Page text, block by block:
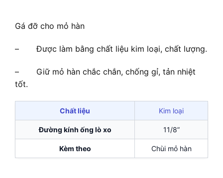
Gá đỡ cho mỏ hàn
– Được làm bằng chất liệu kim loại, chất lượng.
– Giữ mỏ hàn chắc chắn, chống gỉ, tản nhiệt
tốt.
Chất liệu Kim loại
Đường kính ống lò xo 11/8”
Kèm theo Chùi mỏ hàn